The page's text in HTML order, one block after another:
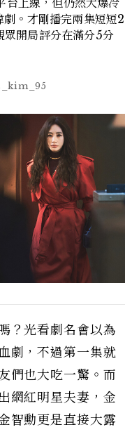
上線，但仍然大爆冷
。才剛播完兩集短短2
眾開局評分在滿分5分
？光看劇名會以為
劇，不過第一集就
們也大吃一驚。而
網紅明星夫妻，金
智勳更是直接大露